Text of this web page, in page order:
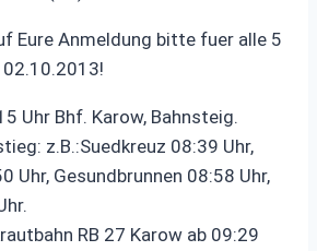
Eure Anmeldung bitte fuer alle 5
Uhr Bhf. Karow, Bahnsteig.
z.B.:Suedkreuz 08:39 Uhr,
Uhr, Gesundbrunnen 08:58 Uhr,
RB 27 Karow ab 09:29